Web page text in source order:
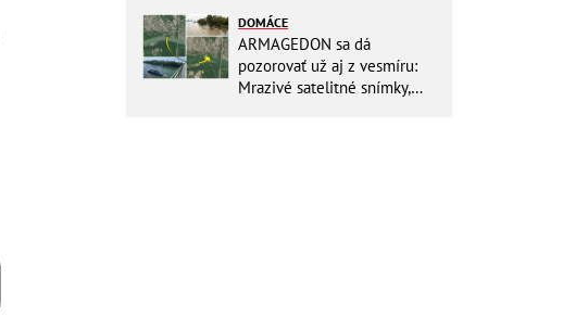
vyšetrovanie
DOMÁCE
ARMAGEDON sa dá
pozorovať už aj z vesmíru:
Mrazivé satelitné snímky,